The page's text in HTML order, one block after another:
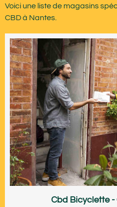
Voici une liste de magasins
CBD à Nantes.
Cbd Bicyclette -